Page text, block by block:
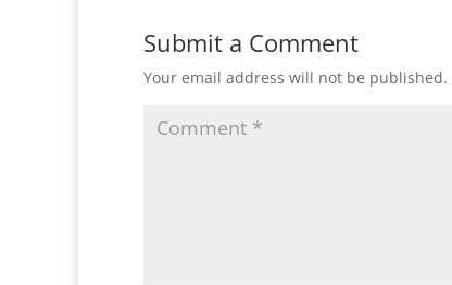
Submit a Comment
Your email address will not be published.